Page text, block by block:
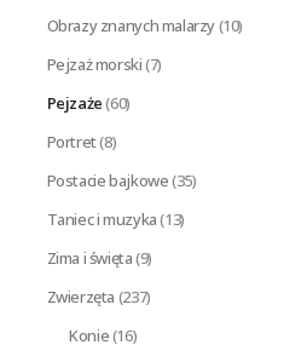
Obrazy znanych malarzy(10)
Pejzaż morski(7)
Pejzaże(60)
Portret(8)
Postacie bajkowe(35)
Taniec i muzyka(13)
Zima i święta(9)
Zwierzęta (237)
Konie(16)